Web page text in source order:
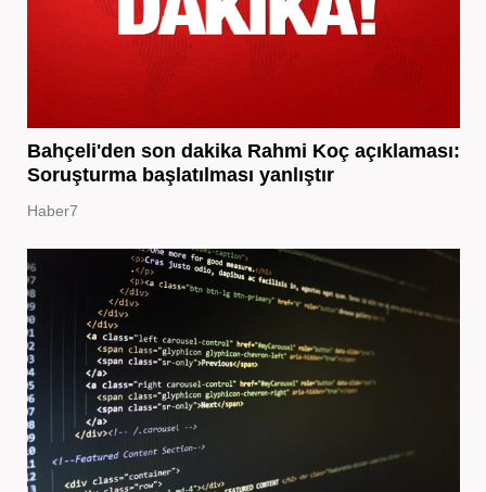
Bahçeli'den son dakika Rahmi Koç açıklaması:
Soruşturma başlatılması yanlıştır
Haber7